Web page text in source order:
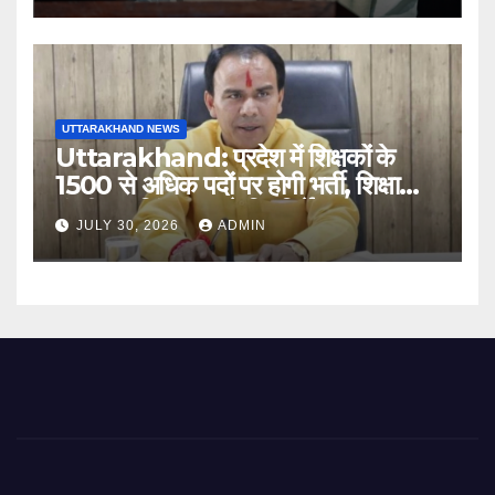
UTTARAKHAND NEWS
Uttarakhand: प्रदेश में शिक्षकों के
1500 से अधिक पदों पर होगी भर्ती, शिक्षा
मंत्री धन सिंह रावत ने दिए निर्देश
JULY 30, 2026 ADMIN